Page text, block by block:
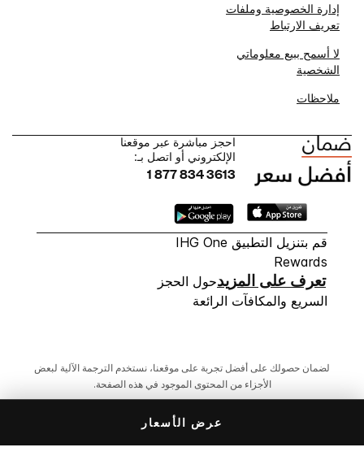
عرض الأسعار
إدارة الخصوصية وملفات
تعريف الارتباط
لا أسمح ببيع معلوماتي
الشخصية
ملاحظات
احجز مباشرة عبر موقعنا
الإلكتروني أو اتصل بـ:
1 877 834 3613
قم بتنزيل التطبيق IHG One
Rewards
تعرف على المزيدحول الحجز
السريع والمكافآت الرائعة
لضمان حصولك على أفضل تجربة على موقعنا، نستخدم الترجمة الآلية لبعض
الأجزاء من المحتوى الموجود في هذه الصفحة.